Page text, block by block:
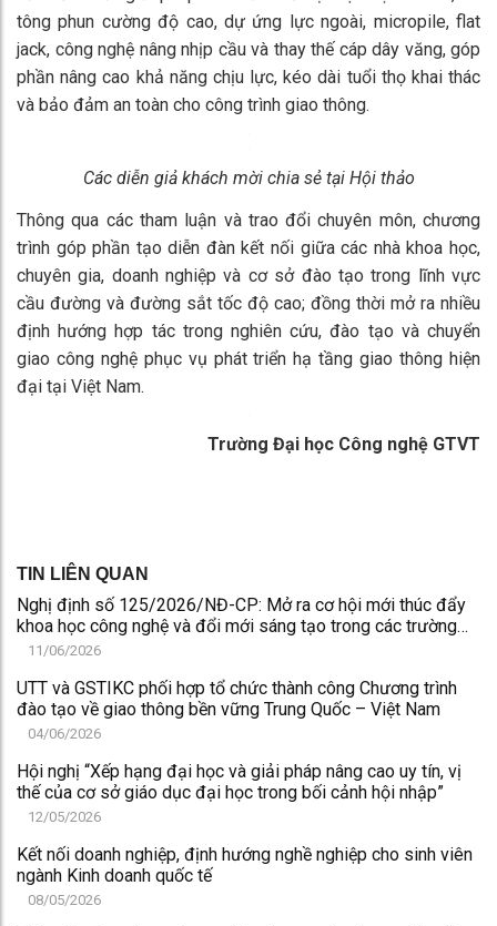
tông phun cường độ cao, dự ứng lực ngoài, micropile, flat
jack, công nghệ nâng nhịp cầu và thay thế cáp dây văng, góp
phần nâng cao khả năng chịu lực, kéo dài tuổi thọ khai thác
và bảo đảm an toàn cho công trình giao thông.
Các diễn giả khách mời chia sẻ tại Hội thảo
Thông qua các tham luận và trao đổi chuyên môn, chương
trình góp phần tạo diễn đàn kết nối giữa các nhà khoa học,
chuyên gia, doanh nghiệp và cơ sở đào tạo trong lĩnh vực
cầu đường và đường sắt tốc độ cao; đồng thời mở ra nhiều
định hướng hợp tác trong nghiên cứu, đào tạo và chuyển
giao công nghệ phục vụ phát triển hạ tầng giao thông hiện
đại tại Việt Nam.
Trường Đại học Công nghệ GTVT
TIN LIÊN QUAN
Nghị định số 125/2026/NĐ-CP: Mở ra cơ hội mới thúc đẩy
khoa học công nghệ và đổi mới sáng tạo trong các trường
đại học
11/06/2026
UTT và GSTIKC phối hợp tổ chức thành công Chương trình
đào tạo về giao thông bền vững Trung Quốc – Việt Nam
04/06/2026
Hội nghị “Xếp hạng đại học và giải pháp nâng cao uy tín, vị
thế của cơ sở giáo dục đại học trong bối cảnh hội nhập”
12/05/2026
Kết nối doanh nghiệp, định hướng nghề nghiệp cho sinh viên
ngành Kinh doanh quốc tế
08/05/2026